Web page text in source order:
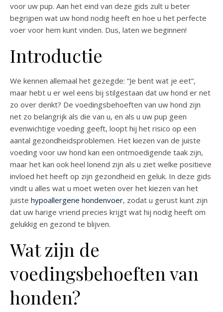
voor uw pup. Aan het eind van deze gids zult u beter
begrijpen wat uw hond nodig heeft en hoe u het perfecte
voer voor hem kunt vinden. Dus, laten we beginnen!
Introductie
We kennen allemaal het gezegde: “Je bent wat je eet”,
maar hebt u er wel eens bij stilgestaan dat uw hond er net
zo over denkt? De voedingsbehoeften van uw hond zijn
net zo belangrijk als die van u, en als u uw pup geen
evenwichtige voeding geeft, loopt hij het risico op een
aantal gezondheidsproblemen. Het kiezen van de juiste
voeding voor uw hond kan een ontmoedigende taak zijn,
maar het kan ook heel lonend zijn als u ziet welke positieve
invloed het heeft op zijn gezondheid en geluk. In deze gids
vindt u alles wat u moet weten over het kiezen van het
juiste hypoallergene hondenvoer, zodat u gerust kunt zijn
dat uw harige vriend precies krijgt wat hij nodig heeft om
gelukkig en gezond te blijven.
Wat zijn de
voedingsbehoeften van
honden?